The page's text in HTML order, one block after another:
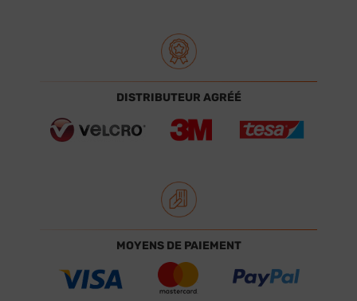
DISTRIBUTEUR AGRÉÉ
MOYENS DE PAIEMENT